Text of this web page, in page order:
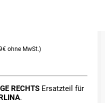
€
RECHTSErsatzteil für
.